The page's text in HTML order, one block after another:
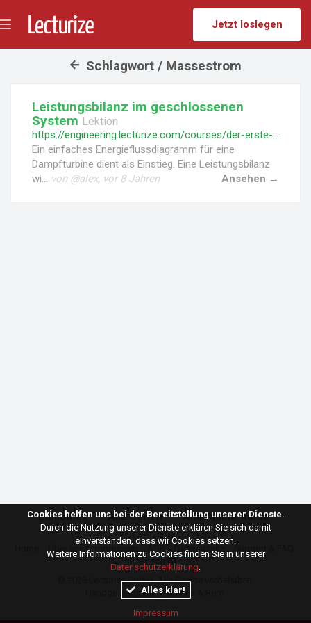
Jetzt loslegen
Schlagwort / Massestrom
Leistungsbilanz im geschlossenen
System Lektion
https://engineering.lecturize.com/courses/der-erste-hauptsatz-fuer-geschlossene-systeme/lessons/leistungsbilanz-im-geschlossenen-system
Ein einfaches Energieflussdiagramm für eine
Dampfturbine dient als Einstieg. Eine Leistungsbilanz
wi... von @alex, vor 8 Jahren Ansehen →
Bibliothek Alle Serien Alle Online-Kurse
Impressum Datenschutz
Deutsch
Lecturize GmbH. Alle Rechte vorbehalten.
Handgefertigt mit ♥ in Wien & Rom.
Cookies helfen uns bei der Bereitstellung unserer Dienste.
Durch die Nutzung unserer Dienste erklären Sie sich damit
einverstanden, dass wir Cookies setzen.
Weitere Informationen zu Cookies finden Sie in unserer
Datenschutzerklärung.
Alles klar!
Impressum